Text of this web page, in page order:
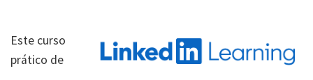
Este curso
prático de